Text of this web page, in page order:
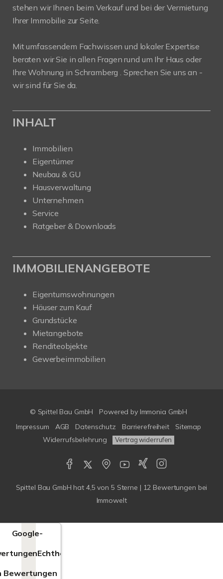
stehen wir Ihnen beim Verkauf und bei der Vermietung
Ihrer Immobilie zur Seite.
Mit umfassendem Fachwissen und lokaler Expertise
beraten wir Sie in allen Fragen rund um Ihr Haus oder
Ihre Wohnung in Schramberg . Sprechen Sie uns an -
wir sind für Sie da.
INHALT
Immobilien
Eigentümer
Neubau & GU
Hausverwaltung
Unternehmen
Service
Ratgeber & Downloads
IMMOBILIENANGEBOTE
Eigentumswohnungen
Häuser zum Kauf
Grundstücke
Mietangebote
Renditeobjekte
Gewerbeimmobilien
© Spittel Bau GmbH Powered by Immonia GmbH
Impressum
AGB Datenschutz Barrierefreiheit
Sitemap
Widerrufsbelehrung
Vertrag widerrufen
Spittel Bau GmbH hat 4,5 von 5 Sterne | 12 Bewertungen bei
Immowelt
Google-
Echtheit
Bewertungen